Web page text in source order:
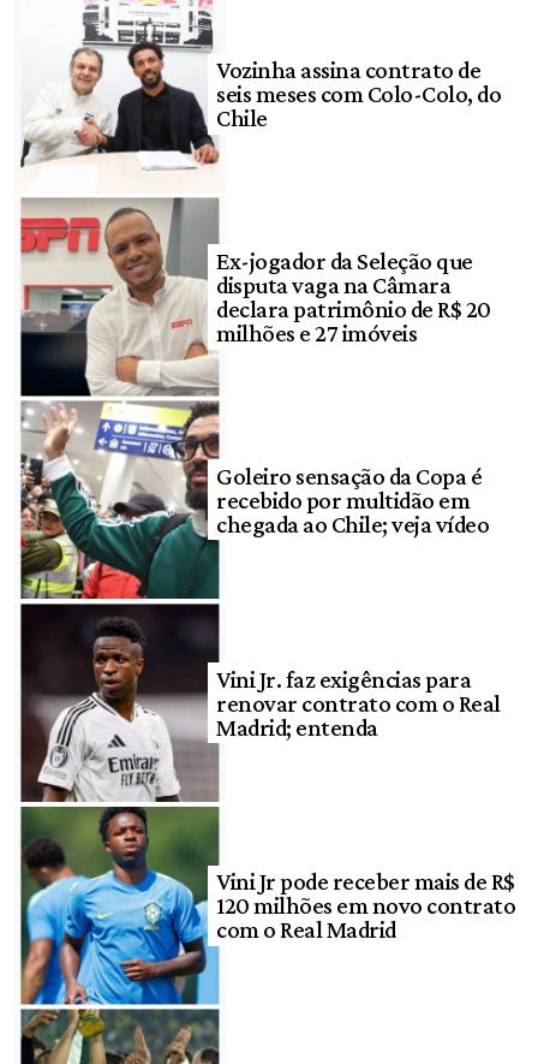
Vozinha assina contrato de
seis meses com Colo-Colo, do
Chile
Ex-jogador da Seleção que
disputa vaga na Câmara
declara patrimônio de R$ 20
milhões e 27 imóveis
Goleiro sensação da Copa é
recebido por multidão em
chegada ao Chile; veja vídeo
Vini Jr. faz exigências para
renovar contrato com o Real
Madrid; entenda
Vini Jr pode receber mais de R$
120 milhões em novo contrato
com o Real Madrid